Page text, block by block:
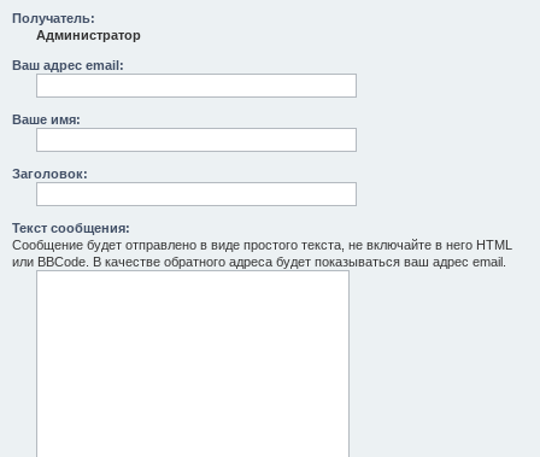
Получатель:
Администратор
Ваш адрес email:
Ваше имя:
Заголовок:
Текст сообщения:
Сообщение будет отправлено в виде простого текста, не включайте в него HTML
или BBCode. В качестве обратного адреса будет показываться ваш адрес email.